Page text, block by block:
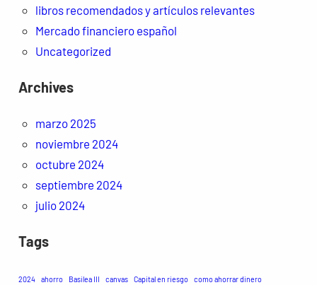
libros recomendados y artículos relevantes
Mercado financiero español
Uncategorized
Archives
marzo 2025
noviembre 2024
octubre 2024
septiembre 2024
julio 2024
Tags
2024 ahorro Basilea III canvas Capital en riesgo como ahorrar dinero